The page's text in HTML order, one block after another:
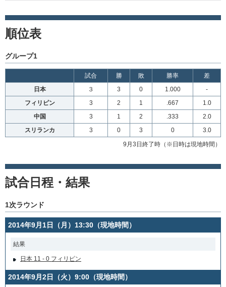
順位表
グループ1
試合 勝 敗 勝率
差
日本
３ 3 0 1.000
-
フィリピン
3 2 1 .667
1.0
中国
3 1 2 .333
2.0
スリランカ
3 0 3 0
3.0
9月3日終了時（※日時は現地時間）
試合日程・結果
1次ラウンド
2014年9月1日（月）13:30（現地時間）
結果
日本 11 - 0 フィリピン
2014年9月2日（火）9:00（現地時間）